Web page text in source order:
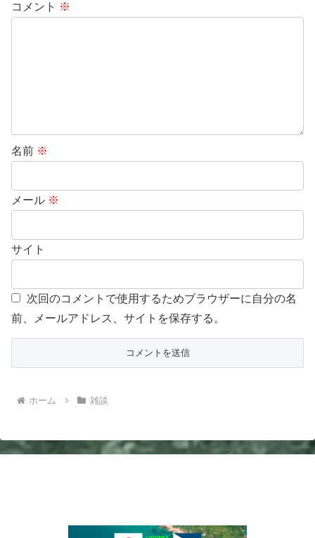
コメント ※
名前 ※
メール ※
サイト
次回のコメントで使用するためブラウザーに自分の名
前、メールアドレス、サイトを保存する。
ホーム 雑談